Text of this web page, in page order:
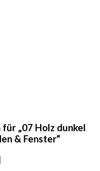
„07 Holz dunkel
& Fenster“